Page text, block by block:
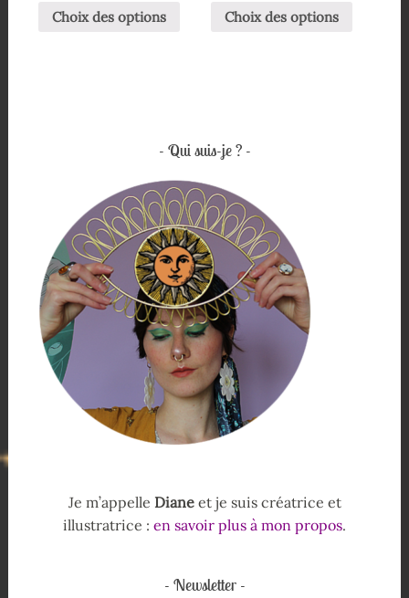
Choix des options Choix des options
Qui suis-je ?
Je m’appelle Dianeet je suis créatrice et
illustratrice : en savoir plus à mon propos.
Newsletter